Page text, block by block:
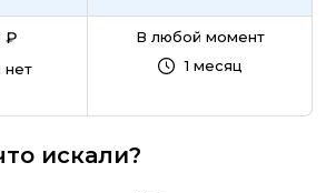
₽
нет
В любой момент
1 месяц
искали?